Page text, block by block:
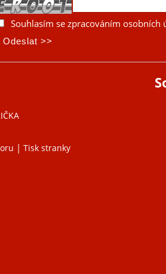
Souhlasím se zpracováním
| Tisk stranky